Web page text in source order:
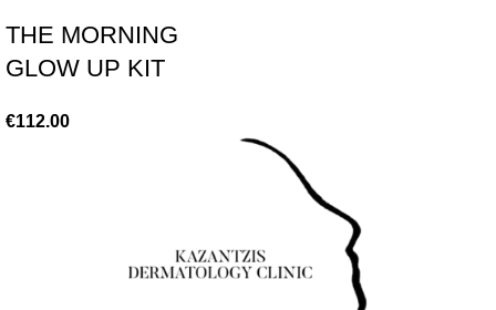
ΤΗΕ MORNING
GLOW UP KIT
€112.00